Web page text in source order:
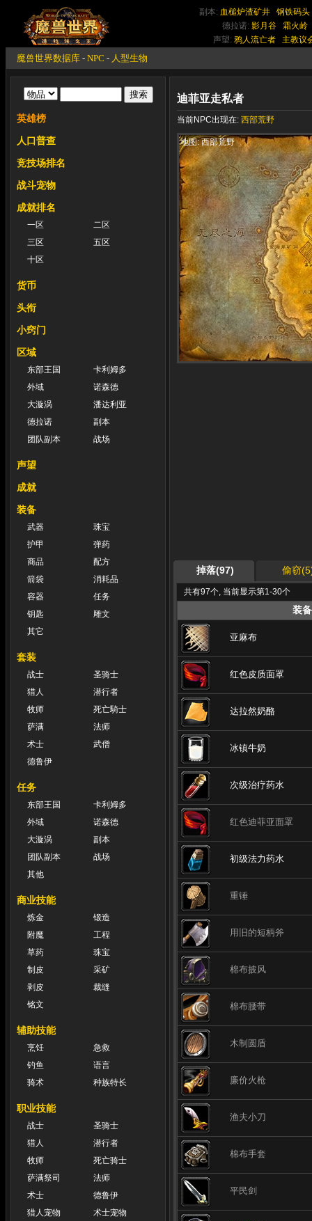
副本: 血槌炉渣矿井
钢铁码头
德拉诺: 影月谷
霜火岭
声望: 鸦人流亡者 主教议
魔兽世界数据库 - NPC - 人型生物
英雄榜
人口普查
竞技场排名
战斗宠物
成就排名
一区
二区
三区
五区
十区
货币
头衔
小窍门
区域
东部王国
卡利姆多
外域
诺森德
大漩涡
潘达利亚
德拉诺
副本
团队副本
战场
声望
成就
装备
武器
珠宝
护甲
弹药
商品
配方
箭袋
消耗品
容器
任务
钥匙
雕文
其它
套装
战士
圣骑士
猎人
潜行者
牧师
死亡騎士
萨满
法师
术士
武僧
德鲁伊
任务
东部王国
卡利姆多
外域
诺森德
大漩涡
副本
团队副本
战场
其他
商业技能
炼金
锻造
附魔
工程
草药
珠宝
制皮
采矿
剥皮
裁缝
铭文
辅助技能
烹饪
急救
钓鱼
语言
骑术
种族特长
职业技能
战士
圣骑士
猎人
潜行者
牧师
死亡骑士
萨满祭司
法师
术士
德鲁伊
猎人宠物
术士宠物
迪菲亚走私者
当前NPC出现在: 西部荒野
地图: 西部荒野
掉落(97) 偷窃
共有97个, 当前显示第1-30个
装备
亚麻布
红色皮质面罩
达拉然奶酪
冰镇牛奶
次级治疗药水
红色迪菲亚面罩
初级法力药水
重锤
用旧的短柄斧
棉布披风
棉布腰带
木制圆盾
廉价火枪
渔夫小刀
棉布手套
平民剑